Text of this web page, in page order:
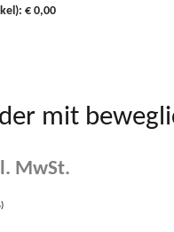
€ 0,00
mit
MwSt.